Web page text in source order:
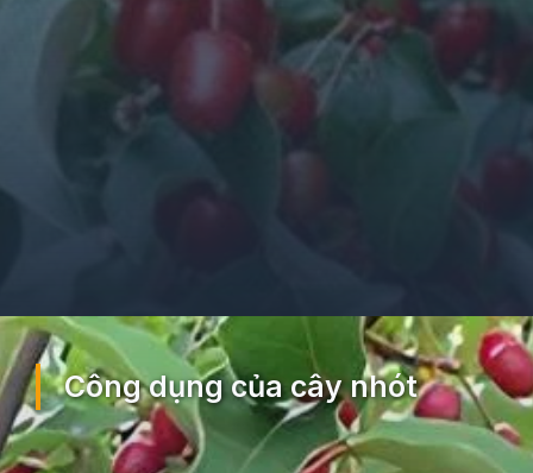
Đang mở https://ocopaz.vn/nhot-391
Công dụng của cây nhót